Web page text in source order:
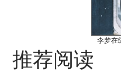
李梦在
推荐阅读